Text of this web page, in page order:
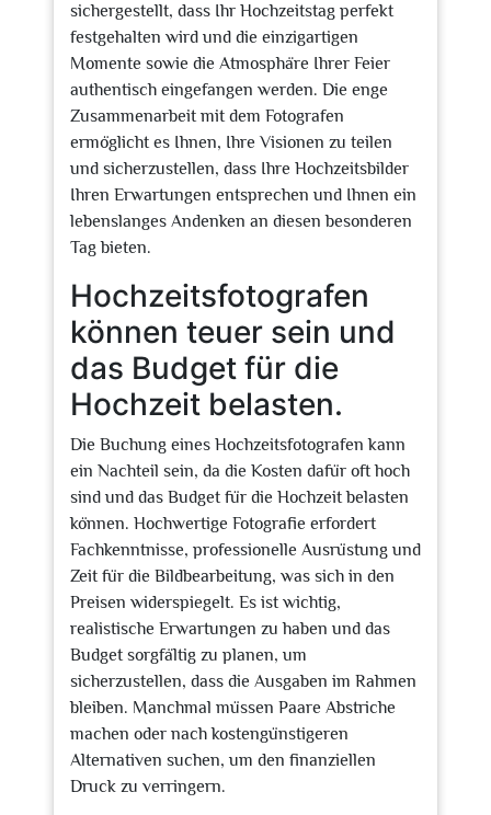
sichergestellt, dass Ihr Hochzeitstag perfekt
festgehalten wird und die einzigartigen
Momente sowie die Atmosphäre Ihrer Feier
authentisch eingefangen werden. Die enge
Zusammenarbeit mit dem Fotografen
ermöglicht es Ihnen, Ihre Visionen zu teilen
und sicherzustellen, dass Ihre Hochzeitsbilder
Ihren Erwartungen entsprechen und Ihnen ein
lebenslanges Andenken an diesen besonderen
Tag bieten.
Hochzeitsfotografen
können teuer sein und
das Budget für die
Hochzeit belasten.
Die Buchung eines Hochzeitsfotografen kann
ein Nachteil sein, da die Kosten dafür oft hoch
sind und das Budget für die Hochzeit belasten
können. Hochwertige Fotografie erfordert
Fachkenntnisse, professionelle Ausrüstung und
Zeit für die Bildbearbeitung, was sich in den
Preisen widerspiegelt. Es ist wichtig,
realistische Erwartungen zu haben und das
Budget sorgfältig zu planen, um
sicherzustellen, dass die Ausgaben im Rahmen
bleiben. Manchmal müssen Paare Abstriche
machen oder nach kostengünstigeren
Alternativen suchen, um den finanziellen
Druck zu verringern.